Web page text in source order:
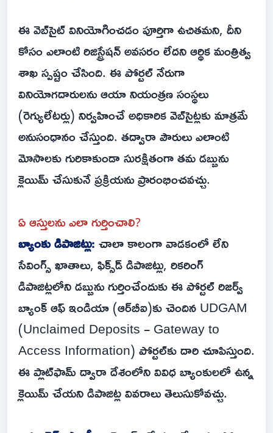
ఈ వెబ్‌సైట్ వినియోగించడం పూర్తిగా ఉచితమని, దీని
కోసం ఎలాంటి రిజిస్ట్రేషన్ అవసరం లేదని ఆర్థిక మంత్రిత్వ
శాఖ స్పష్టం చేసింది. ఈ పోర్టల్ నేరుగా
వినియోగదారులను ఆయా నియంత్రణ సంస్థలు
(రెగ్యులేటర్లు) నిర్వహించే అధికారిక వెబ్‌సైట్లకు మాత్రమే
అనుసంధానం చేస్తుంది. తద్వారా పౌరులు ఎలాంటి
మోసాలకు గురికాకుండా సురక్షితంగా తమ డబ్బును
క్లెయిమ్ చేసుకునే ప్రక్రియను ప్రారంభించవచ్చు.
ఏ ఆస్తులను ఎలా గుర్తించాలి?
బ్యాంకు డిపాజిట్లు:చాలా కాలంగా వాడకంలో లేని
సేవింగ్స్ ఖాతాలు, ఫిక్స్‌డ్ డిపాజిట్లు, రికరింగ్
డిపాజిట్లలోని డబ్బును గుర్తించేందుకు ఈ పోర్టల్ రిజర్వ్
బ్యాంక్ ఆఫ్ ఇండియా (ఆర్‌బీఐ)కు చెందిన UDGAM
(Unclaimed Deposits – Gateway to
Access Information) పోర్టల్‌కు దారి చూపిస్తుంది.
ఈ ప్లాట్‌ఫామ్ ద్వారా దేశంలోని వివిధ బ్యాంకులలో ఉన్న
క్లెయిమ్ చేయని డిపాజిట్ల వివరాలు తెలుసుకోవచ్చు.